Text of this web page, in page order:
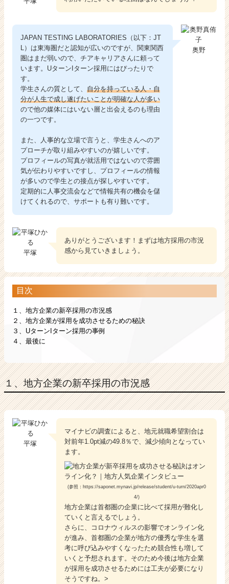
業
か
ら
カ
ウ
ト
く
就
活
サ
イ
ト
チ
ア
リ
h
e
r
C
a
e
奥野
JAPAN TESTING LABORATORIES（以下：JT
L）は東海圏だと認知が広いのですが、関東関西
圏はまだ弱いので、チアキャリアさんに頼って
います。UターンIターン採用にはぴったりで
す。
学生さんの質として、 自分を持っている人・自
分が人生で成し遂げたいことが明確な人が多い
ので他の媒体にはいない層と出会えるのも理由
の一つです。
また、人事的な立場で言うと、学生さんへのア
プローチが取り組みやすいのが嬉しいです。
プロフィールの写真が就活用ではないので雰囲
気が伝わりやすいですし、プロフィールの情報
が多いので学生との接点が探しやすいです。
定期的に人事交流会などで情報共有の機会を儲
けてくれるので、サポートも有り難いです。
平塚
ありがとうございます！まずは地方採用の市況
感から見ていきましょう。
目次
１、地方企業の新卒採用の市況感
２、地方企業が採用を成功させるための秘訣
３、UターンIターン採用の事例
４、最後に
１、地方企業の新卒採用の市況感
平塚
マイナビの調査によると、地元就職希望割合は
対前年1.0pt減の49.8％で、減少傾向となってい
ます。
(参照：https://saponet.mynavi.jp/release/student/u-turn/2020apr0
4/)
地方企業は首都圏の企業に比べて採用が難化し
ていくと言えるでしょう。
さらに、コロナウィルスの影響でオンライン化
が進み、首都圏の企業が地方の優秀な学生を選
考に呼び込みやすくなったため競合性も増して
いくと予想されます。そのため今後は地方企業
が採用を成功させるためには工夫が必要になり
そうですね。>